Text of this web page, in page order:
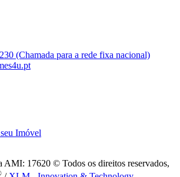
(Chamada para a rede fixa nacional)
Imóvel
AMI: 17620 © Todos os direitos reservados,